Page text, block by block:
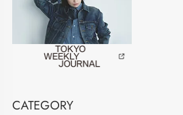
CATEGORY